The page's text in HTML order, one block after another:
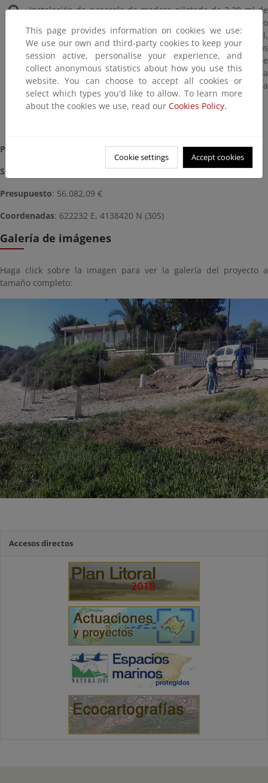
Instalación de pasarela de madera pilotada de 2,20 ml de
ancho, con uniones mediante tornillería de acero
inoxidable. La pasarela está formada por un tramo a nivel,
cuatro tramos en rampa con descansos intermedios y dos
tramos de escalera. La estructura de madera se compone
de pilotes anclados en el terreno, vigas, tarima ranurada
antideslizante y barandilla. La superficie en planta de la
pasarela es de 118,28 m2.
Adecuación de entronque de la pasarela con la calle.
Plazo:
Situación:
Terminada (2017)
Presupuesto: 56.082,09 €
Coordenadas: 622232 E, 4138420 N (30S)
Galería de imágenes
Haga click sobre la imagen para ver la galería del proyecto a
tamaño completo:
Accesos directos
This page provides information on cookies we use:
We use our own and third-party cookies to keep your
session active, personalise your experience, and
collect anonymous statistics about how you use this
website. You can choose to accept all cookies or
select which types you'd like to allow. To learn more
about the cookies we use, read our Cookies Policy.
Cookie settings Accept cookies